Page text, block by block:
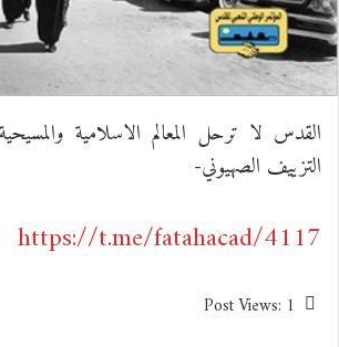
القدس لا ترحل المعالم الاسلامية
التزييف الصهيوني-
https://t.me/fatahacad/4117
Post Views: 1